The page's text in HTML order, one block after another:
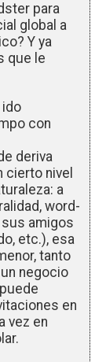
para
global a
Y ya
que le
ido
con
deriva
cierto nivel
a
word-
amigos
etc.), esa
tanto
negocio
en
vez en